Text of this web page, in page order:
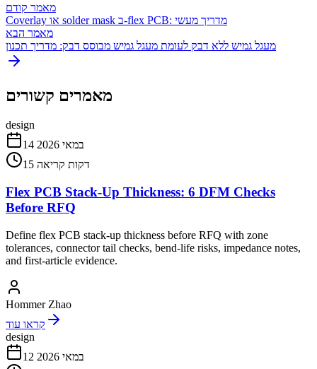
מאמר קודם
Coverlay או solder mask ב-flex PCB: מדריך מעשי
מאמר הבא
מעגל גמיש ללא דבק לעומת מעגל גמיש מבוסס דבק: מדריך תכנון
מאמרים קשורים
design
14 במאי 2026
15 דקות קריאה
Flex PCB Stack-Up Thickness: 6 DFM Checks
Before RFQ
Define flex PCB stack-up thickness before RFQ with zone
tolerances, connector tail checks, bend-life risks, impedance notes,
and first-article evidence.
Hommer Zhao
קראו עוד
design
12 במאי 2026